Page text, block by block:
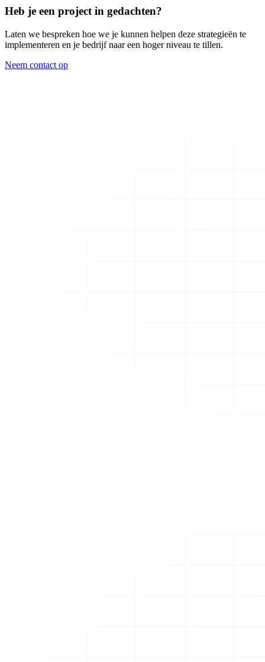
Heb je een project in gedachten?
Laten we bespreken hoe we je kunnen helpen deze strategieën te
implementeren en je bedrijf naar een hoger niveau te tillen.
Neem contact op